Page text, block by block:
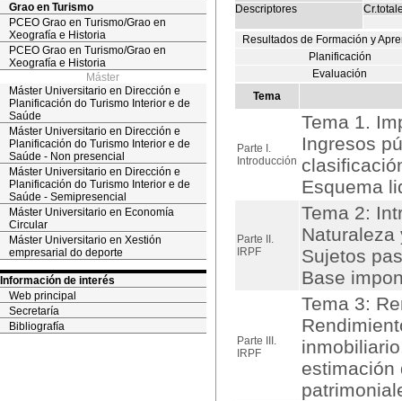
Grao en Turismo
PCEO Grao en Turismo/Grao en
Xeografía e Historia
PCEO Grao en Turismo/Grao en
Xeografía e Historia
Máster
Máster Universitario en Dirección e
Planificación do Turismo Interior e de
Saúde
Máster Universitario en Dirección e
Planificación do Turismo Interior e de
Saúde - Non presencial
Máster Universitario en Dirección e
Planificación do Turismo Interior e de
Saúde - Semipresencial
Máster Universitario en Economía
Circular
Máster Universitario en Xestión
empresarial do deporte
Información de interés
Web principal
Secretaría
Bibliografía
Descriptores
Resultados de Formación y
Planificación
Evaluación
Tema
Parte I.
Introducción
Tema 1.
Ingresos
Esquema
Parte II.
IRPF
Tema 2:
Naturaleza
Sujetos
Base
Parte III.
IRPF
Tema 3:
estimación